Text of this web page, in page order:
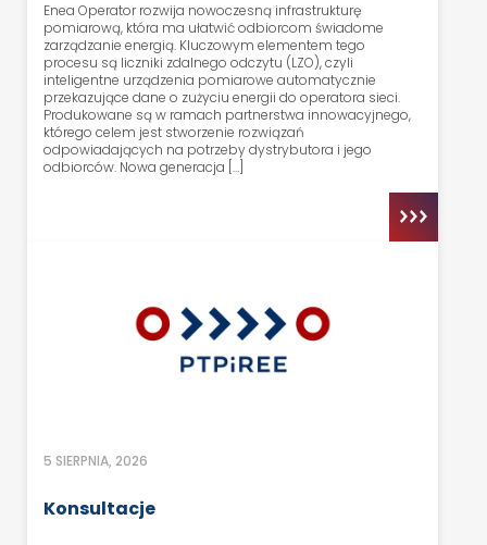
Enea Operator rozwija nowoczesną infrastrukturę
pomiarową, która ma ułatwić odbiorcom świadome
zarządzanie energią. Kluczowym elementem tego
procesu są liczniki zdalnego odczytu (LZO), czyli
inteligentne urządzenia pomiarowe automatycznie
przekazujące dane o zużyciu energii do operatora sieci.
Produkowane są w ramach partnerstwa innowacyjnego,
którego celem jest stworzenie rozwiązań
odpowiadających na potrzeby dystrybutora i jego
odbiorców. Nowa generacja […]
5 SIERPNIA, 2026
Konsultacje